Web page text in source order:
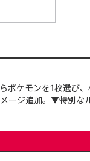
ケモンを1枚選び
ジ追加。▼特別な